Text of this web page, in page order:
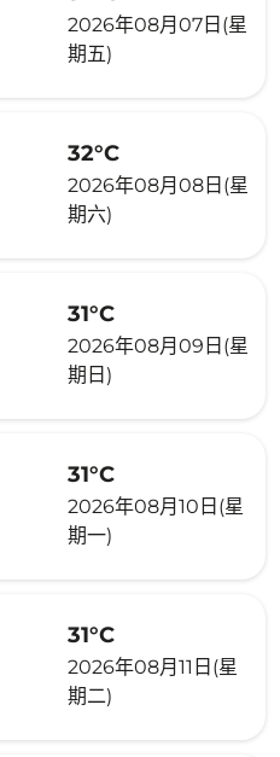
2026年08月07日(星
期五)
32°C
2026年08月08日(星
期六)
31°C
2026年08月09日(星
期日)
31°C
2026年08月10日(星
期一)
31°C
2026年08月11日(星
期二)